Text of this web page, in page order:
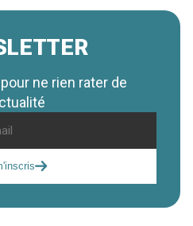
ne rien rater de